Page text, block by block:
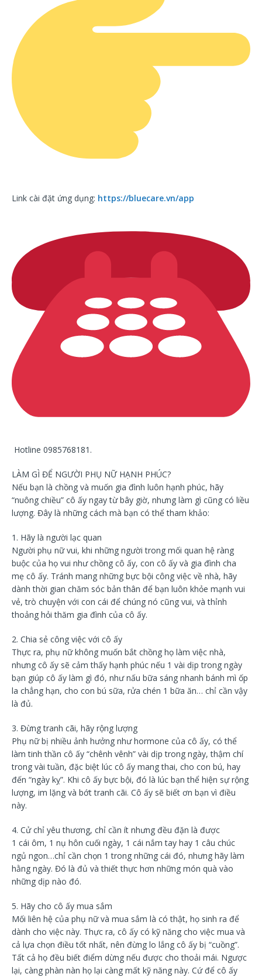
Link cài đặt ứng dụng: https://bluecare.vn/app
Hotline 0985768181.
LÀM GÌ ĐỂ NGƯỜI PHỤ NỮ HẠNH PHÚC?
Nếu bạn là chồng và muốn gia đình luôn hạnh phúc, hãy
“nuông chiều” cô ấy ngay từ bây giờ, nhưng làm gì cũng có liều
lượng. Đây là những cách mà bạn có thể tham khảo:
1. Hãy là người lạc quan
Người phụ nữ vui, khi những người trong mối quan hệ ràng
buộc của họ vui như chồng cô ấy, con cô ấy và gia đình cha
mẹ cô ấy. Tránh mang những bực bội công việc về nhà, hãy
dành thời gian chăm sóc bản thân để bạn luôn khỏe mạnh vui
vẻ, trò chuyện với con cái để chúng nó cũng vui, và thỉnh
thoảng hỏi thăm gia đình của cô ấy.
2. Chia sẻ công việc với cô ấy
Thực ra, phụ nữ không muốn bắt chồng họ làm việc nhà,
nhưng cô ấy sẽ cảm thấy hạnh phúc nếu 1 vài dịp trong ngày
bạn giúp cô ấy làm gì đó, như nấu bữa sáng nhanh bánh mì ốp
la chẳng hạn, cho con bú sữa, rửa chén 1 bữa ăn… chỉ cần vậy
là đủ.
3. Đừng tranh cãi, hãy rộng lượng
Phụ nữ bị nhiều ảnh hưởng như hormone của cô ấy, có thể
làm tinh thần cô ấy “chênh vênh” vài dịp trong ngày, thậm chí
trong vài tuần, đặc biệt lúc cô ấy mang thai, cho con bú, hay
đến “ngày kỵ”. Khi cô ấy bực bội, đó là lúc bạn thể hiện sự rộng
lượng, im lặng và bớt tranh cãi. Cô ấy sẽ biết ơn bạn vì điều
này.
4. Cử chỉ yêu thương, chỉ cần ít nhưng đều đặn là được
1 cái ôm, 1 nụ hôn cuối ngày, 1 cái nắm tay hay 1 câu chúc
ngủ ngon…chỉ cần chọn 1 trong những cái đó, nhưng hãy làm
hằng ngày. Đó là đủ và thiết thực hơn những món quà vào
những dịp nào đó.
5. Hãy cho cô ấy mua sắm
Mối liên hệ của phụ nữ và mua sắm là có thật, họ sinh ra để
dành cho việc này. Thực ra, cô ấy có kỹ năng cho việc mua và
cả lựa chọn điều tốt nhất, nên đừng lo lắng cô ấy bị “cuồng”.
Tất cả họ đều biết điểm dừng nếu được cho thoải mái. Ngược
lại, càng phàn nàn họ lại càng mất kỹ năng này. Cứ để cô ấy